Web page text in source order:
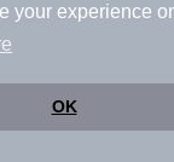
your experience
OK
法に基づく表記
ヘ
会社